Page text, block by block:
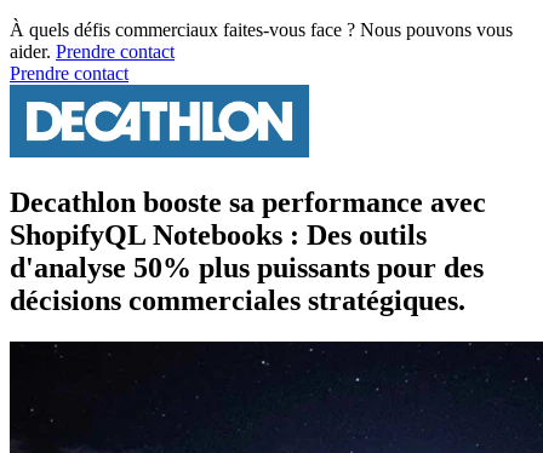
À quels défis commerciaux faites-vous face ? Nous pouvons vous
aider. Prendre contact
Prendre contact
Decathlon booste sa performance avec
ShopifyQL Notebooks : Des outils
d'analyse 50% plus puissants pour des
décisions commerciales stratégiques.